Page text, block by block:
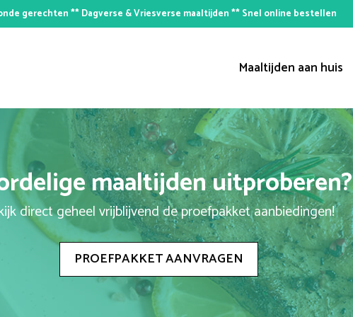
gerechten ** Dagverse & Vriesverse maaltijden ** Snel online bestellen
Maaltijden aan huis
maaltijden uitproberen?
direct geheel vrijblijvend de proefpakket aanbiedingen!
PROEFPAKKET AANVRAGEN